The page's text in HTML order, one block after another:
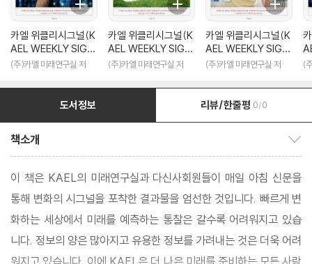
카엘 위클리시그널(K
AEL WEEKLY SIGN
AL)2017_06월1주
(주)카엘 미래연구실 저
카엘 위클리시그널(K
AEL WEEKLY SIGN
AL)2017_05월4주
(주)카엘 미래연구실 저
카엘 위클리시그널(K
AEL WEEKLY SIGN
AL)2017_05월3주
(주)카엘 미래연구실 저 (
도서정보 리뷰/한줄평 0/0
책소개
이 책은 KAEL의 미래연구실과 다신사회원들이 매일 아침 신문을
통해 변화의 시그널을 포착한 결과물을 엄선한 것입니다. 빠르게 변
화하는 세상에서 미래를 예측하는 통찰은 갈수록 어려워지고 있습
니다. 정보의 양은 많아지고 유용한 정보를 가려내는 것은 더욱 어려